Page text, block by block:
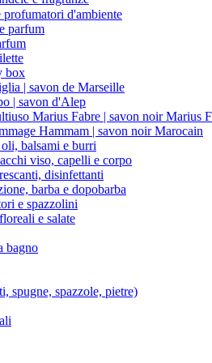
profumatori d'ambiente
parfum
box
| savon de Marseille
| savon d'Alep
Marius Fabre | savon noir Marius
Hammam | savon noir Marocain
balsami e burri
viso, capelli e corpo
disinfettanti
barba e dopobarba
e spazzolini
e salate
bagno
spugne, spazzole, pietre)